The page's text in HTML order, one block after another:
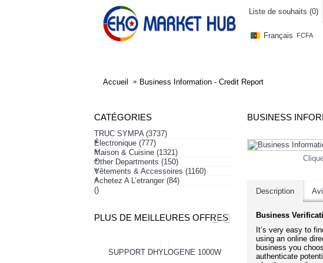
Liste de souhaits (0)
Français FCFA
Accueil Business Information - Credit Report
CATÉGORIES
TRUC SYMPA (3737)
+
Électronique (777)
+
Maison & Cuisine (1321)
+
Other Departments (150)
+
Vêtements & Accessoires (1160)
+
Achetez A L’etranger (84)
()
PLUS DE MEILLEURES OFFRES
SUPPORT DHYLOGENE 1000W
BUSINESS
Description
Business
It’s very easy to
using an online
business you
authenticate